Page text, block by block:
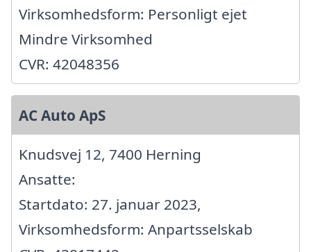
Virksomhedsform: Personligt ejet
Mindre Virksomhed
CVR: 42048356
AC Auto ApS
Knudsvej 12, 7400 Herning
Ansatte:
Startdato: 27. januar 2023,
Virksomhedsform: Anpartsselskab